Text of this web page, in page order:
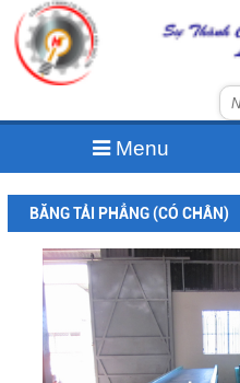
Menu
BĂNG TẢI PHẲNG (CÓ CHÂN)